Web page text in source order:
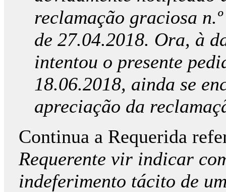
reclamação graciosa
de 27.04.2018. Ora, à
intentou o presente
18.06.2018, ainda se
apreciação da
Continua a Requerida
Requerente vir indicar
indeferimento tácito de